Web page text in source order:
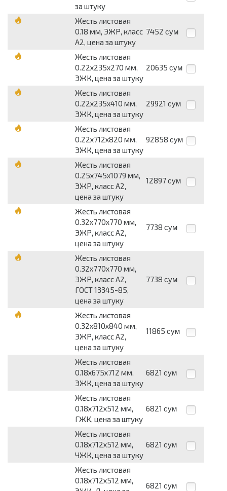
за штуку
Жесть листовая
0.18 мм, ЭЖР, класс
А2, цена за штуку
7452 сум
Жесть листовая
0.22х235х270 мм,
ЭЖК, цена за штуку
20635 сум
Жесть листовая
0.22х235х410 мм,
ЭЖК, цена за штуку
29921 сум
Жесть листовая
0.22х712х820 мм,
ЭЖК, цена за штуку
92858 сум
Жесть листовая
0.25х745х1079 мм,
ЭЖР, класс А2,
цена за штуку
12897 сум
Жесть листовая
0.32х770х770 мм,
ЭЖР, класс А2,
цена за штуку
7738 сум
Жесть листовая
0.32х770х770 мм,
ЭЖР, класс А2,
ГОСТ 13345-85,
цена за штуку
7738 сум
Жесть листовая
0.32х810х840 мм,
ЭЖР, класс А2,
цена за штуку
11865 сум
Жесть листовая
0.18х675х712 мм,
ЭЖК, цена за штуку
6821 сум
Жесть листовая
0.18х712х512 мм,
ГЖК, цена за штуку
6821 сум
Жесть листовая
0.18х712х512 мм,
ЧЖК, цена за штуку
6821 сум
Жесть листовая
0.18х712х512 мм,
6821 сум